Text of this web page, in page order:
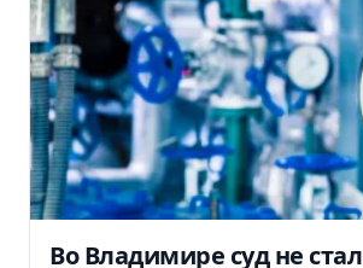
Во Владимире суд не стал